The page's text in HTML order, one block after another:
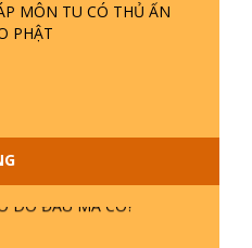
MÔN TU CÓ THỦ ẤN
PHẬT
TÔNG ĐẶC BIỆT